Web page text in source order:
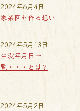
家系図を作る想い
2024年6月4日
生没年月日一
覧・・・とは？
2024年5月13日
2024年5月2日